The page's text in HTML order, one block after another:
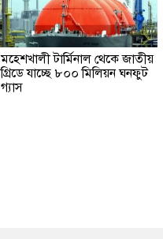
মহেশখালী টার্মিনাল থেকে জাতীয়
গ্রিডে যাচ্ছে ৮০০ মিলিয়ন ঘনফুট
গ্যাস